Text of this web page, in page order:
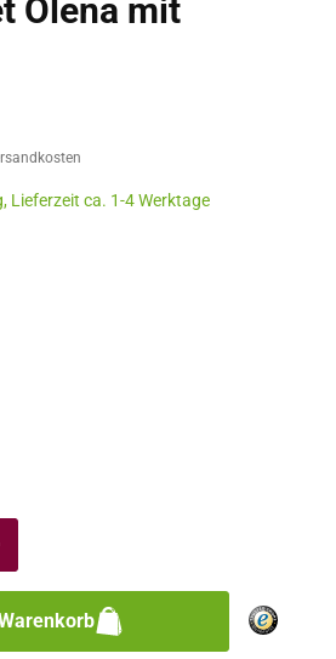
Olena mit
Lieferzeit ca. 1-4 Werktage
Gib den gewünschten